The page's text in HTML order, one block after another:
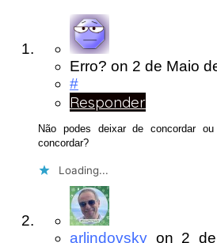
Erro? on 2 de Maio
#
Responder
Não podes deixar de concordar
concordar?
Loading...
arlindovsky on 2